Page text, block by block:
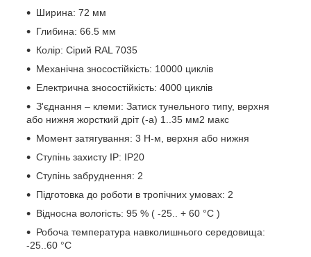
Ширина: 72 мм
Глибина: 66.5 мм
Колір: Сірий RAL 7035
Механічна зносостійкість: 10000 циклів
Електрична зносостійкість: 4000 циклів
З'єднання – клеми: Затиск тунельного типу, верхня
або нижня жорсткий дріт (-а) 1..35 мм2 макс
Момент затягування: 3 Н-м, верхня або нижня
Ступінь захисту IP: IP20
Ступінь забруднення: 2
Підготовка до роботи в тропічних умовах: 2
Відносна вологість: 95 % ( -25.. + 60 °C )
Робоча температура навколишнього середовища:
-25..60 °C